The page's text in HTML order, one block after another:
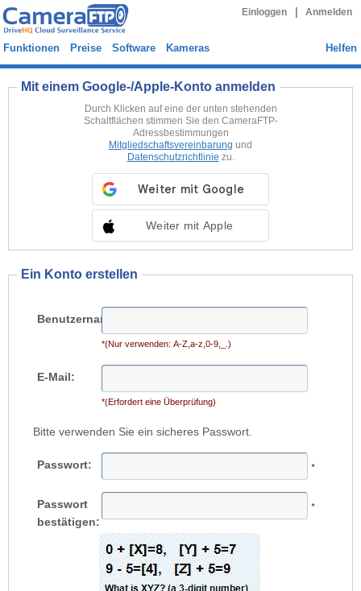
Einloggen Anmelden
Funktionen Preise Software Kameras Helfen
Mit einem Google-/Apple-Konto anmelden
Durch Klicken auf eine der unten stehenden
Schaltflächen stimmen Sie den CameraFTP-
Adressbestimmungen
Mitgliedschaftsvereinbarung und
Datenschutzrichtlinie zu.
Weiter mit Apple
Ein Konto erstellen
Benutzername:
*(Nur verwenden: A-Z,a-z,0-9,_.)
E-Mail:
*(Erfordert eine Überprüfung)
Bitte verwenden Sie ein sicheres Passwort.
Passwort: *
Passwort
bestätigen:
*